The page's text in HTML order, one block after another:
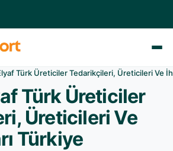
Türk Üreticiler Tedarikçileri, Üreticileri Ve
Türk Üreticiler
Üreticileri Ve
Türkiye